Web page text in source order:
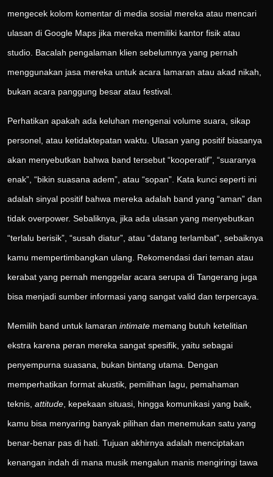
mengecek kolom komentar di media sosial mereka atau mencari
ulasan di Google Maps jika mereka memiliki kantor fisik atau
studio. Bacalah pengalaman klien sebelumnya yang pernah
menggunakan jasa mereka untuk acara lamaran atau akad nikah,
bukan acara panggung besar atau festival.
Perhatikan apakah ada keluhan mengenai volume suara, sikap
personel, atau ketidaktepatan waktu. Ulasan yang positif biasanya
akan menyebutkan bahwa band tersebut “kooperatif”, “suaranya
enak”, “bikin suasana adem”, atau “sopan”. Kata kunci seperti ini
adalah sinyal positif bahwa mereka adalah band yang “aman” dan
tidak overpower. Sebaliknya, jika ada ulasan yang menyebutkan
“terlalu berisik”, “susah diatur”, atau “datang terlambat”, sebaiknya
kamu mempertimbangkan ulang. Rekomendasi dari teman atau
kerabat yang pernah menggelar acara serupa di Tangerang juga
bisa menjadi sumber informasi yang sangat valid dan terpercaya.
Memilih band untuk lamaran intimate memang butuh ketelitian
ekstra karena peran mereka sangat spesifik, yaitu sebagai
penyempurna suasana, bukan bintang utama. Dengan
memperhatikan format akustik, pemilihan lagu, pemahaman
teknis, attitude , kepekaan situasi, hingga komunikasi yang baik,
kamu bisa menyaring banyak pilihan dan menemukan satu yang
benar-benar pas di hati. Tujuan akhirnya adalah menciptakan
kenangan indah di mana musik mengalun manis mengiringi tawa